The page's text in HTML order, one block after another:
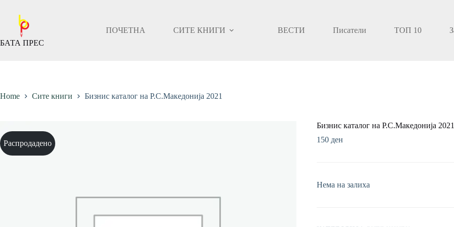
содржината
БАТА ПРЕС
ПОЧЕТНА СИТЕ КНИГИ ВЕСТИ Писатели ТОП 10
Home Сите книги Бизнис каталог на Р.С.Македонија 2021
Распродадено
Бизнис каталог на Р.С.Македонија 2021
150 ден
Нема на залиха